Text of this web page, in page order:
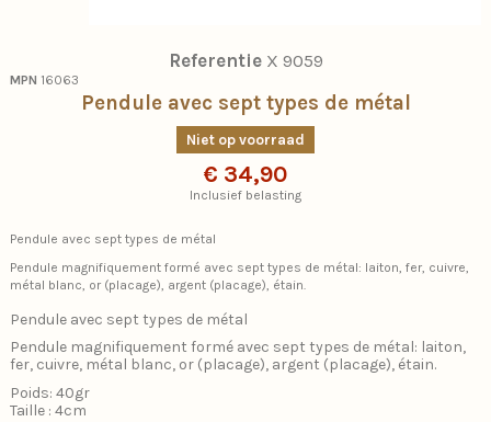
Referentie X 9059
MPN 16063
Pendule avec sept types de métal
Niet op voorraad
€ 34,90
Inclusief belasting
Pendule avec sept types de métal
Pendule magnifiquement formé avec sept types de métal: laiton, fer, cuivre,
métal blanc, or (placage), argent (placage), étain.
Pendule avec sept types de métal
Pendule magnifiquement formé avec sept types de métal: laiton,
fer, cuivre, métal blanc, or (placage), argent (placage), étain.
Poids: 40gr
Taille : 4cm